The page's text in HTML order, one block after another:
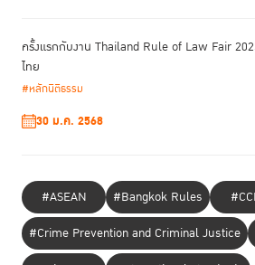
สำหรับข้อมูลการปล่อยตัวชั่วคราวในวันหยุดราชกา
ยุติธรรมไม่มีวันหยุด” มีสถิติการปล่อยตัวชั่วคราวใน
หยุด 3,792 เรื่อง ศาลอนุญาตให้ปล่อยชั่วคราวไป
ในเรือนจำต่ออีกหนึ่งหรือสองวันในช่วงเสาร์-อาทิตย์
จากสถิติของกรมราชทัณฑ์ ซึ่งสำรวจ ณ วันที่ 1 เม
2560 และ 2561 ผู้ต้องขังระหว่างพิจารณาคดี ในส่
ครั้งแรกกับงาน Thailand Rule of Law Fair
ไทย
#หลักนิติธรรม
30 ม.ค. 2568
#ASEAN #Bangkok Rules
#Crime Prevention and Criminal Justice